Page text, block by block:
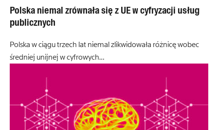
Polska niemal zrównała się z UE w cyfryzacji usług
publicznych
Polska w ciągu trzech lat niemal zlikwidowała różnicę wobec
średniej unijnej w cyfrowych…